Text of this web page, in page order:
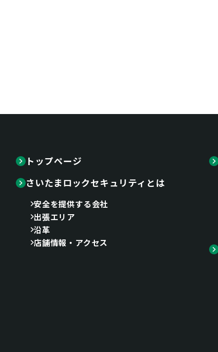
トップページ
さいたまロックセキュリティとは
安全を提供する会社
出張エリア
沿革
店舗情報・アクセス